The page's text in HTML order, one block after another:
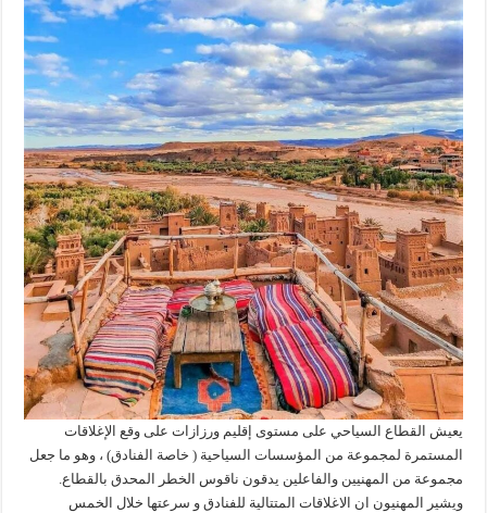
يعيش القطاع السياحي على مستوى إقليم ورزازات على وقع الإغلاقات
المستمرة لمجموعة من المؤسسات السياحية ( خاصة الفنادق) ، وهو ما جعل
مجموعة من المهنيين والفاعلين يدقون ناقوس الخطر المحدق بالقطاع.
ويشير المهنيون ان الاغلاقات المتتالية للفنادق و سرعتها خلال الخمس